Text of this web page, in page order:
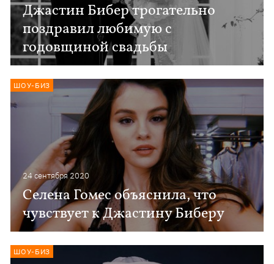
Джастин Бибер трогательно
поздравил любимую с
годовщиной свадьбы
24 сентября 2020
Селена Гомес объяснила, что
чувствует к Джастину Биберу
ШОУ-БИЗ
ШОУ-БИЗ